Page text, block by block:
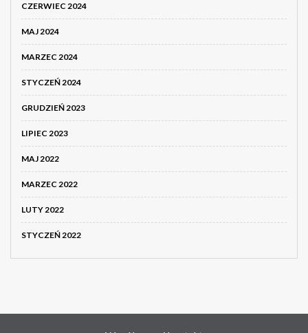
CZERWIEC 2024
MAJ 2024
MARZEC 2024
STYCZEŃ 2024
GRUDZIEŃ 2023
LIPIEC 2023
MAJ 2022
MARZEC 2022
LUTY 2022
STYCZEŃ 2022